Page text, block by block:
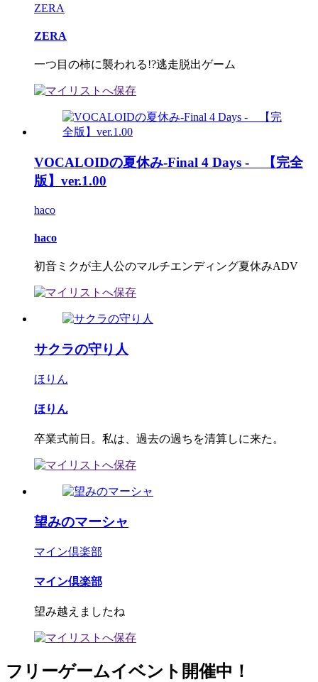
ZERA
ZERA
一つ目の柿に襲われる!?逃走脱出ゲーム
VOCALOIDの夏休み-Final 4 Days - 【完全
版】ver.1.00
haco
haco
初音ミクが主人公のマルチエンディング夏休みADV
サクラの守り人
ほりん
ほりん
卒業式前日。私は、過去の過ちを清算しに来た。
望みのマーシャ
マイン倶楽部
マイン倶楽部
望み越えましたね
フリーゲームイベント開催中！